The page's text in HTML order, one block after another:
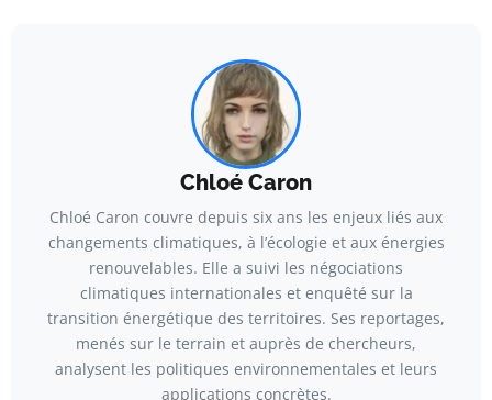
Chloé Caron
Chloé Caron couvre depuis six ans les enjeux liés aux
changements climatiques, à l’écologie et aux énergies
renouvelables. Elle a suivi les négociations
climatiques internationales et enquêté sur la
transition énergétique des territoires. Ses reportages,
menés sur le terrain et auprès de chercheurs,
analysent les politiques environnementales et leurs
applications concrètes.